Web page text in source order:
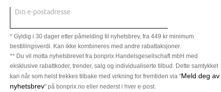
Din e-postadresse
* Gyldig i 30 dager etter påmelding til nyhetsbrev, fra 449 kr minimum
bestillingsverdi. Kan ikke kombineres med andre rabattaksjoner.
** Du vil motta nyhetsbrevet fra bonprix Handelsgesellschaft mbH med
eksklusive rabattkoder, trender, salg og individualiserte tilbud. Dette samtykket
kan når som helst trekkes tilbake med virkning for fremtiden via "Meld deg av
nyhetsbrev" på bonprix.no eller nederst i hver e-post.